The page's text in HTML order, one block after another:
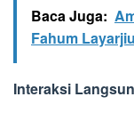
Baca Juga:
Fahum
Interaksi